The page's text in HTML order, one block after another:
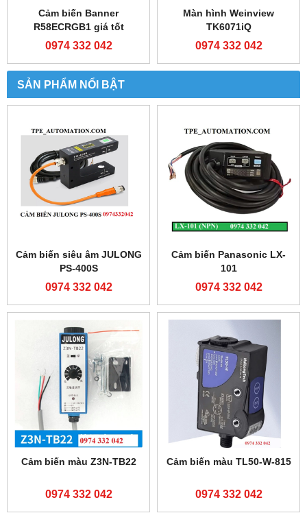
Cảm biến Banner
R58ECRGB1 giá tốt
0974 332 042
Màn hình Weinview
TK6071iQ
0974 332 042
SẢN PHẨM NỔI BẬT
Cảm biến siêu âm JULONG
PS-400S
0974 332 042
Cảm biến Panasonic LX-
101
0974 332 042
Cảm biến màu Z3N-TB22
0974 332 042
Cảm biến màu TL50-W-815
0974 332 042